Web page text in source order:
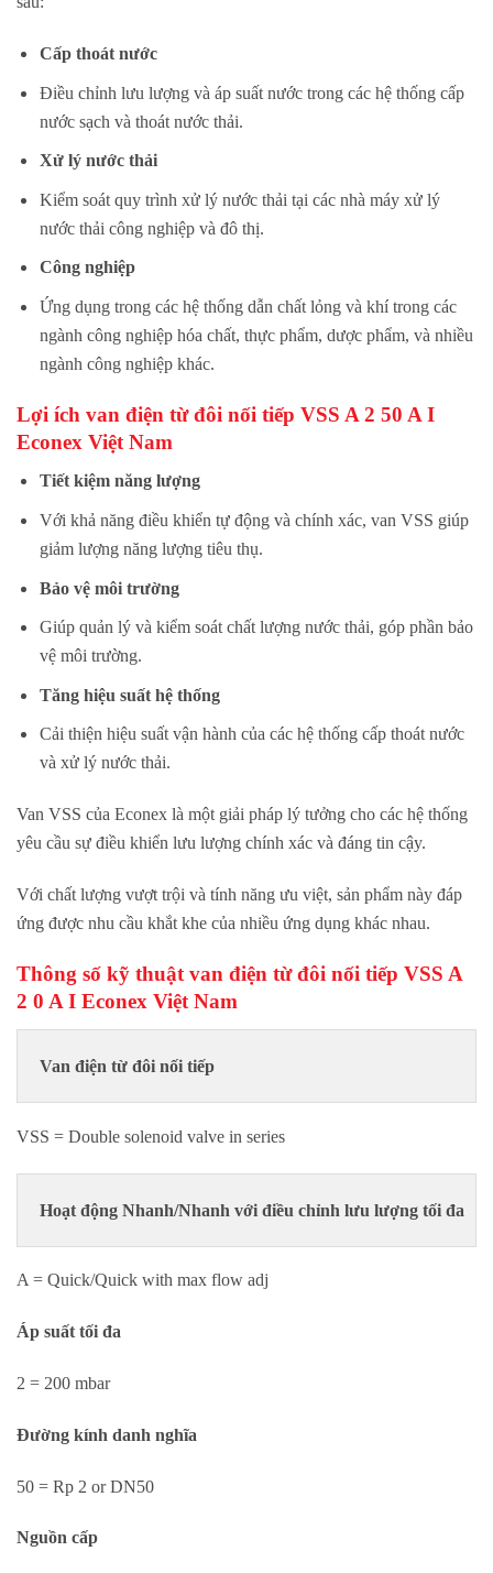
Cấp thoát nước
Điều chỉnh lưu lượng và áp suất nước trong các hệ thống cấp
nước sạch và thoát nước thải.
Xử lý nước thải
Kiểm soát quy trình xử lý nước thải tại các nhà máy xử lý
nước thải công nghiệp và đô thị.
Công nghiệp
Ứng dụng trong các hệ thống dẫn chất lỏng và khí trong các
ngành công nghiệp hóa chất, thực phẩm, dược phẩm, và nhiều
ngành công nghiệp khác.
Lợi ích van điện từ đôi nối tiếp VSS A 2 50 A I
Econex Việt Nam
Tiết kiệm năng lượng
Với khả năng điều khiển tự động và chính xác, van VSS giúp
giảm lượng năng lượng tiêu thụ.
Bảo vệ môi trường
Giúp quản lý và kiểm soát chất lượng nước thải, góp phần bảo
vệ môi trường.
Tăng hiệu suất hệ thống
Cải thiện hiệu suất vận hành của các hệ thống cấp thoát nước
và xử lý nước thải.
Van VSS của Econex là một giải pháp lý tưởng cho các hệ thống
yêu cầu sự điều khiển lưu lượng chính xác và đáng tin cậy.
Với chất lượng vượt trội và tính năng ưu việt, sản phẩm này đáp
ứng được nhu cầu khắt khe của nhiều ứng dụng khác nhau.
Thông số kỹ thuật van điện từ đôi nối tiếp VSS A
2 0 A I Econex Việt Nam
Van điện từ đôi nối tiếp
VSS = Double solenoid valve in series
Hoạt động Nhanh/Nhanh với điều chỉnh lưu lượng tối đa
A = Quick/Quick with max flow adj
Áp suất tối đa
2 = 200 mbar
Đường kính danh nghĩa
50 = Rp 2 or DN50
Nguồn cấp